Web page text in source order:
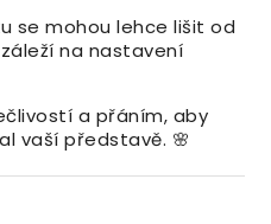
se mohou lehce lišit od
na nastavení
a přáním, aby
vaší představě. 🌸